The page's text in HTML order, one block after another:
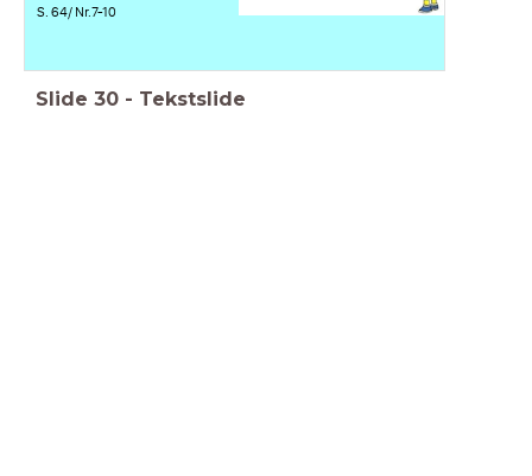
S. 64/ Nr.7-10
Slide 30 - Tekstslide